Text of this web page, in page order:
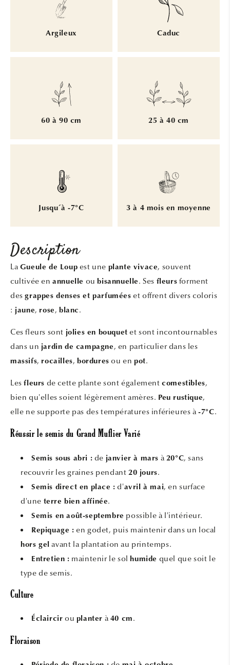
Argileux Caduc
60 à 90 cm 25 à 40 cm
Jusqu´à -7°C 3 à 4 mois en moyenne
Description
La Gueule de Loup est une plante vivace, souvent
cultivée enannuelle oubisannuelle . Ses fleurs forment
desgrappes denses et parfumées et offrent divers coloris
: jaune, rose ,blanc .
Ces fleurs sont jolies en bouquet et sont incontournables
dans un jardin de campagne , en particulier dans les
massifs, rocailles,bordures ou enpot.
Lesfleurs de cette plante sont égalementcomestibles,
bien qu'elles soient légèrement amères. Peu rustique,
elle ne supporte pas des températures inférieures à-7°C.
Réussir le semis du Grand Muflier Varié
Semis sous abri : de janvier à mars à 20°C, sans
recouvrir les graines pendant20 jours.
Semis direct en place : d'avril à mai, en surface
d'une terre bien affinée.
Semis en août-septembre possible à l'intérieur.
Repiquage : en godet, puis maintenir dans un local
hors gel avant la plantation au printemps.
Entretien : maintenir le solhumide quel que soit le
type de semis.
Culture
Éclaircir ou planter à 40 cm .
Floraison